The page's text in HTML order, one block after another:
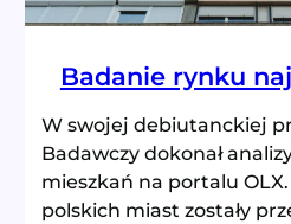
Badanie rynku
W swojej debiutanckiej
Badawczy dokonał
mieszkań na portalu OLX.
polskich miast zostały